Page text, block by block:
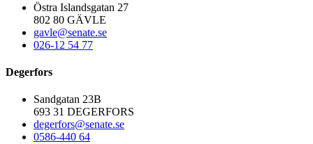
Östra Islandsgatan 27
802 80 GÄVLE
gavle@senate.se
026-12 54 77
Degerfors
Sandgatan 23B
693 31 DEGERFORS
degerfors@senate.se
0586-440 64